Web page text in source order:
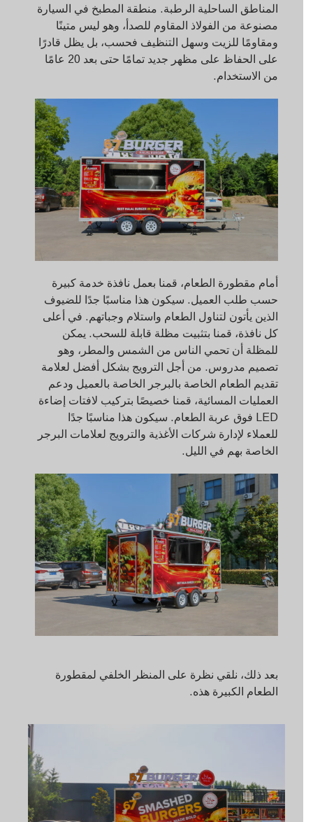
المناطق الساحلية الرطبة. منطقة المطبخ في السيارة
مصنوعة من الفولاذ المقاوم للصدأ، وهو ليس متينًا
ومقاومًا للزيت وسهل التنظيف فحسب، بل يظل قادرًا
على الحفاظ على مظهر جديد تمامًا حتى بعد 20 عامًا
من الاستخدام.
أمام مقطورة الطعام، قمنا بعمل نافذة خدمة كبيرة
حسب طلب العميل. سيكون هذا مناسبًا جدًا للضيوف
الذين يأتون لتناول الطعام واستلام وجباتهم. في أعلى
كل نافذة، قمنا بتثبيت مظلة قابلة للسحب. يمكن
للمظلة أن تحمي الناس من الشمس والمطر، وهو
تصميم مدروس. من أجل الترويج بشكل أفضل لعلامة
تقديم الطعام الخاصة بالبرجر الخاصة بالعميل ودعم
العمليات المسائية، قمنا خصيصًا بتركيب لافتات إضاءة
LED فوق عربة الطعام. سيكون هذا مناسبًا جدًا
للعملاء لإدارة شركات الأغذية والترويج لعلامات البرجر
الخاصة بهم في الليل.
بعد ذلك، نلقي نظرة على المنظر الخلفي لمقطورة
الطعام الكبيرة هذه.